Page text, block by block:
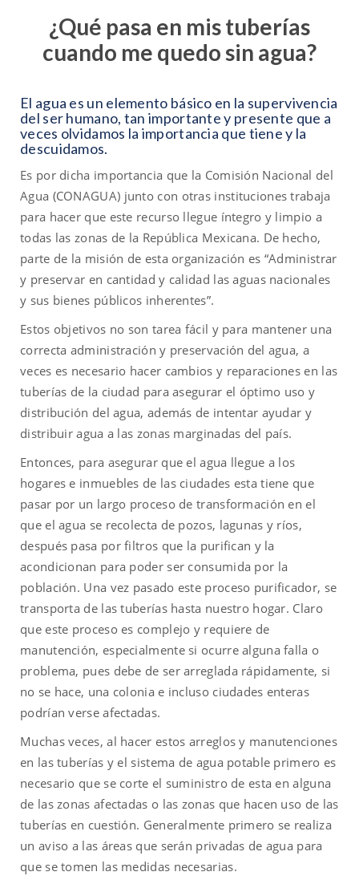
¿Qué pasa en mis tuberías
cuando me quedo sin agua?
El agua es un elemento básico en la supervivencia
del ser humano, tan importante y presente que a
veces olvidamos la importancia que tiene y la
descuidamos.
Es por dicha importancia que la Comisión Nacional del
Agua (CONAGUA) junto con otras instituciones trabaja
para hacer que este recurso llegue íntegro y limpio a
todas las zonas de la República Mexicana. De hecho,
parte de la misión de esta organización es “Administrar
y preservar en cantidad y calidad las aguas nacionales
y sus bienes públicos inherentes”.
Estos objetivos no son tarea fácil y para mantener una
correcta administración y preservación del agua, a
veces es necesario hacer cambios y reparaciones en las
tuberías de la ciudad para asegurar el óptimo uso y
distribución del agua, además de intentar ayudar y
distribuir agua a las zonas marginadas del país.
Entonces, para asegurar que el agua llegue a los
hogares e inmuebles de las ciudades esta tiene que
pasar por un largo proceso de transformación en el
que el agua se recolecta de pozos, lagunas y ríos,
después pasa por filtros que la purifican y la
acondicionan para poder ser consumida por la
población. Una vez pasado este proceso purificador, se
transporta de las tuberías hasta nuestro hogar. Claro
que este proceso es complejo y requiere de
manutención, especialmente si ocurre alguna falla o
problema, pues debe de ser arreglada rápidamente, si
no se hace, una colonia e incluso ciudades enteras
podrían verse afectadas.
Muchas veces, al hacer estos arreglos y manutenciones
en las tuberías y el sistema de agua potable primero es
necesario que se corte el suministro de esta en alguna
de las zonas afectadas o las zonas que hacen uso de las
tuberías en cuestión. Generalmente primero se realiza
un aviso a las áreas que serán privadas de agua para
que se tomen las medidas necesarias.